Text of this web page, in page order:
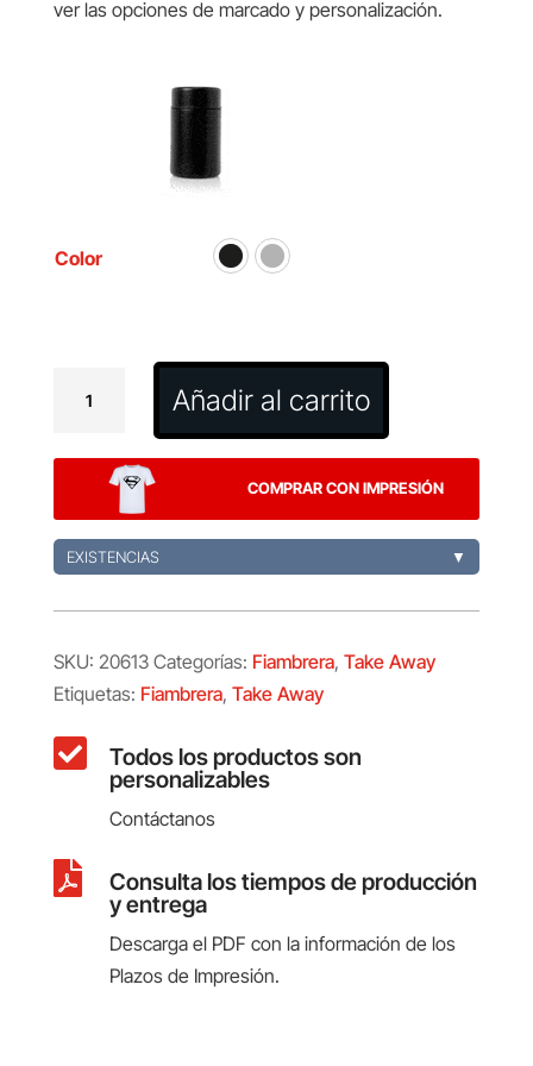
ver las opciones de marcado y personalización.
Color
Zanka
Añadir al carrito
COMPRAR CON IMPRESIÓN
EXISTENCIAS ▼
SKU: 20613 Categorías: Fiambrera, Take Away
Etiquetas: Fiambrera, Take Away
 Todos los productos son
personalizables
Contáctanos
 Consulta los tiempos de producción
y entrega
Descarga el PDF con la información de los
Plazos de Impresión.